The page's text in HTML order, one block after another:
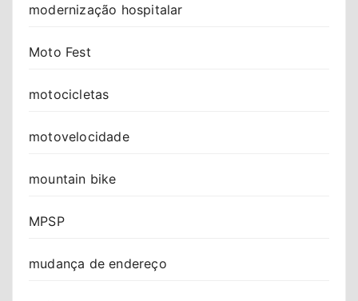
modernização hospitalar
Moto Fest
motocicletas
motovelocidade
mountain bike
MPSP
mudança de endereço